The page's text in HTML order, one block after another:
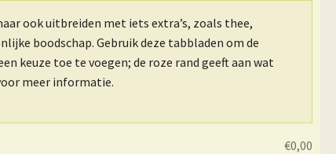
ook uitbreiden met iets extra’s, zoals thee,
boodschap. Gebruik deze tabbladen om de
keuze toe te voegen; de roze rand geeft aan wat
meer informatie.
€0,00